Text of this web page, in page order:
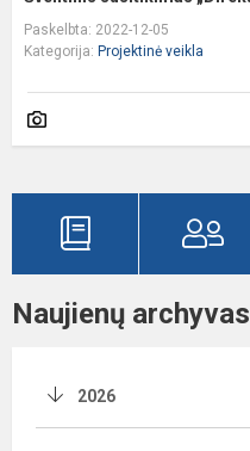
Paskelbta: 2022-12-05
Kategorija: Projektinė veikla
Naujienų archyvas
2026